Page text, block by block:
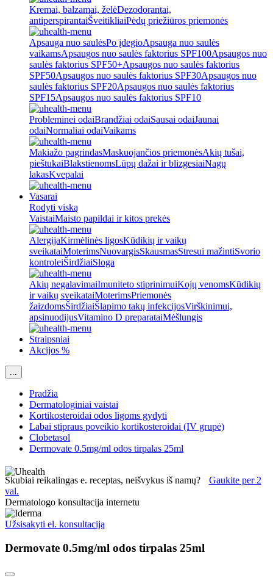
Kremai, balzamai, želėDezodorantai,
antiperspirantaiŠveitikliaiPėdų priežiūros priemonės
Apsauga nuo saulėsPo įdegioApsauga nuo saulės
vaikamsApsaugos nuo saulės faktorius SPF100Apsaugos nuo
saulės faktorius SPF50+Apsaugos nuo saulės faktorius
SPF50Apsaugos nuo saulės faktorius SPF30Apsaugos nuo
saulės faktorius SPF20Apsaugos nuo saulės faktorius
SPF15Apsaugos nuo saulės faktorius SPF10
Probleminei odaiBrandžiai odaiSausai odaiJaunai
odaiNormaliai odaiVaikams
Makiažo pagrindasMaskuojančios priemonėsAkių tušai,
pieštukaiBlakstienomsLūpų dažai ir blizgesiaiNagų
lakasKvepalai
Vasarai
Rodyti viską
VaistaiMaisto papildai ir kitos prekės
AlergijaKirmėlinės ligosKūdikių ir vaikų
sveikataiMoterimsNuovargisSkausmasStresui mažintiSvorio
kontroleiŠirdžiaiSloga
Akių negalavimaiImuniteto stiprinimuiKojų venomsKūdikių
ir vaikų sveikataiMoterimsPriemonės
žaizdomsŠirdžiaiŠlapimo takų infekcijosVirškinimui,
apsinuodijusVitamino D preparataiMėšlungis
Straipsniai
Akcijos %
...
Pradžia
Dermatologiniai vaistai
Kortikosteroidai odos ligoms gydyti
Labai stipraus poveikio kortikosteroidai (IV grupė)
Clobetasol
Dermovate 0.5mg/ml odos tirpalas 25ml
Skubiai reikalingas e. receptas, neišvykus iš namų?
Gaukite per 2
val.
Dermatologo konsultacija internetu
Užsisakyti el. konsultaciją
Dermovate 0.5mg/ml odos tirpalas 25ml